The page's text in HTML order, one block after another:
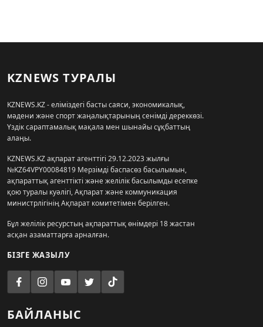
KZNEWS ТУРАЛЫ
KZNEWS.KZ - еліміздегі басты саяси, экономикалық,
мәдени және спорт жаңалықтарының сенімді дереккөзі.
Үздік сараптамалық мақала мен шынайы сұқбаттың
алаңы.
KZNEWS.KZ ақпарат агенттігі 29.12.2023 жылғы
№KZ64VPY00084819 Мерзімді баспасөз басылымын,
ақпараттық агенттікті және желілік басылымды есепке
қою туралы куәлігі, Ақпарат және коммуникация
министрлігінің Ақпарат комитетімен берілген.
Бұл желілік ресурстың ақпараттық өнімдері 18 жастан
асқан азаматтарға арналған.
БІЗГЕ ЖАЗЫЛУ
БАЙЛАНЫС